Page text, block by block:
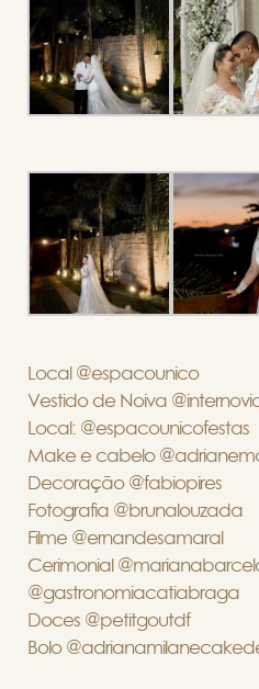
Local @espacounico
Vestido de Noiva
Local: @espacounicofestas
Make e cabelo
Decoração @fabiopires
Fotografia @brunalouzada
Filme @ernandesamaral
Cerimonial
@gastronomiacatiabraga
Doces @petitgoutdf
Bolo